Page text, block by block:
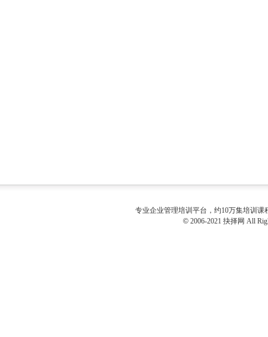
专业企业管理培训 平台，约10万集培训课
© 2006-2021 抉择网 All